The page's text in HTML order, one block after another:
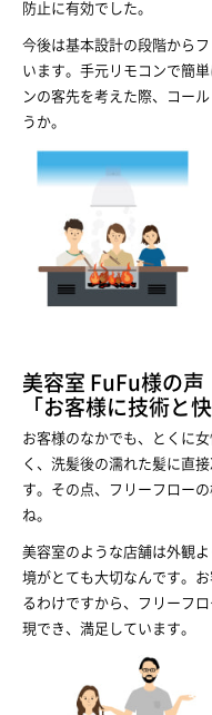
防止に有効でした。
今後は基本設計の段階から
います。手元リモコンで簡
ンの客先を考えた際、コー
うか。
美容室 FuFu様の声
「お客様に技術と
お客様のなかでも、とくに
く、洗髪後の濡れた髪に直
す。その点、フリーフロー
ね。
美容室のような店舗は外観
境がとても大切なんです。
るわけですから、フリーフ
現でき、満足しています。